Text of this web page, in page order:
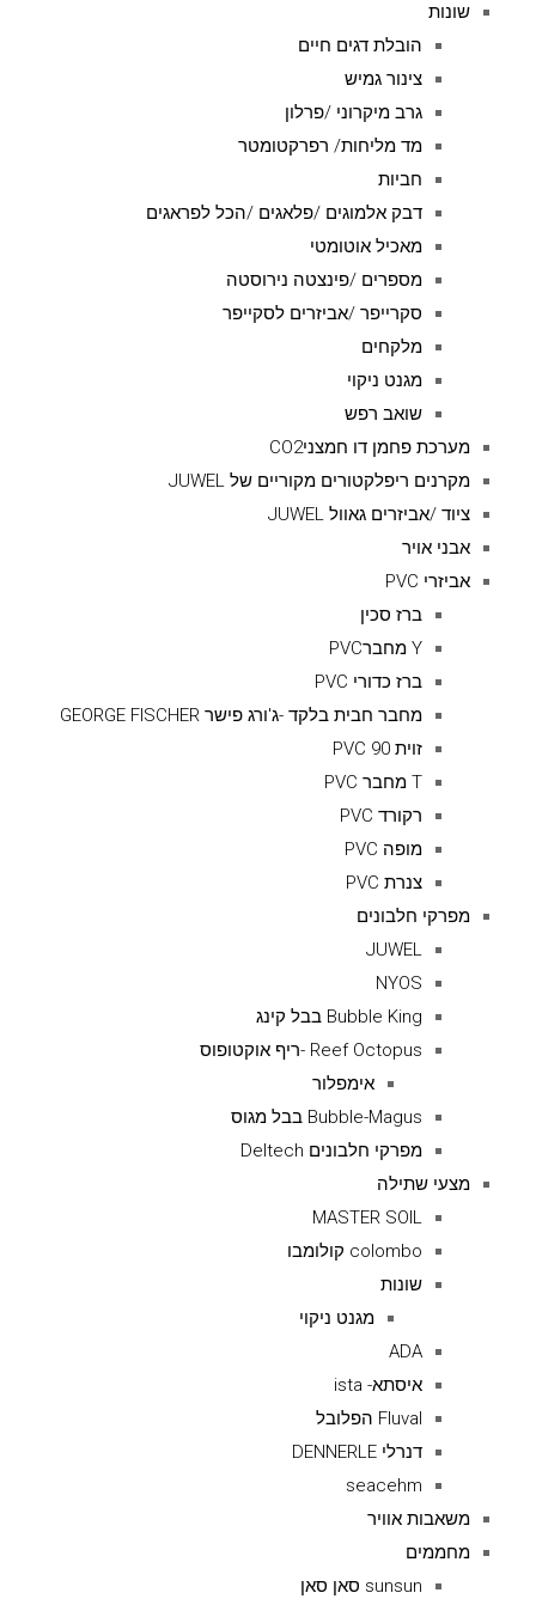
שונות
הובלת דגים חיים
צינור גמיש
גרב מיקרוני /פרלון
מד מליחות/ רפרקטומטר
חביות
דבק אלמוגים /פלאגים /הכל לפראגים
מאכיל אוטומטי
מספרים /פינצטה נירוסטה
סקרייפר /אביזרים לסקייפר
מלקחים
מגנט ניקוי
שואב רפש
מערכת פחמן דו חמצניCO2
מקרנים ריפלקטורים מקוריים של JUWEL
ציוד /אביזרים גאוול JUWEL
אבני אויר
אביזרי PVC
ברז סכין
Y מחברPVC
ברז כדורי PVC
מחבר חבית בלקד -ג'ורג פישר GEORGE FISCHER
זוית 90 PVC
T מחבר PVC
רקורד PVC
מופה PVC
צנרת PVC
מפרקי חלבונים
JUWEL
NYOS
Bubble King בבל קינג
Reef Octopus -ריף אוקטופוס
אימפלור
Bubble-Magus בבל מגוס
מפרקי חלבונים Deltech
מצעי שתילה
MASTER SOIL
colombo קולומבו
שונות
מגנט ניקוי
ADA
איסתא- ista
Fluval הפלובל
דנרלי DENNERLE
seacehm
משאבות אוויר
מחממים
sunsun סאן סאן